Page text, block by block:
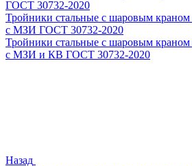
ГОСТ 30732-2020
Тройники стальные с шаровым
с МЗИ ГОСТ 30732-2020
Тройники стальные с шаровым
с МЗИ и КВ ГОСТ 30732-2020
Назад